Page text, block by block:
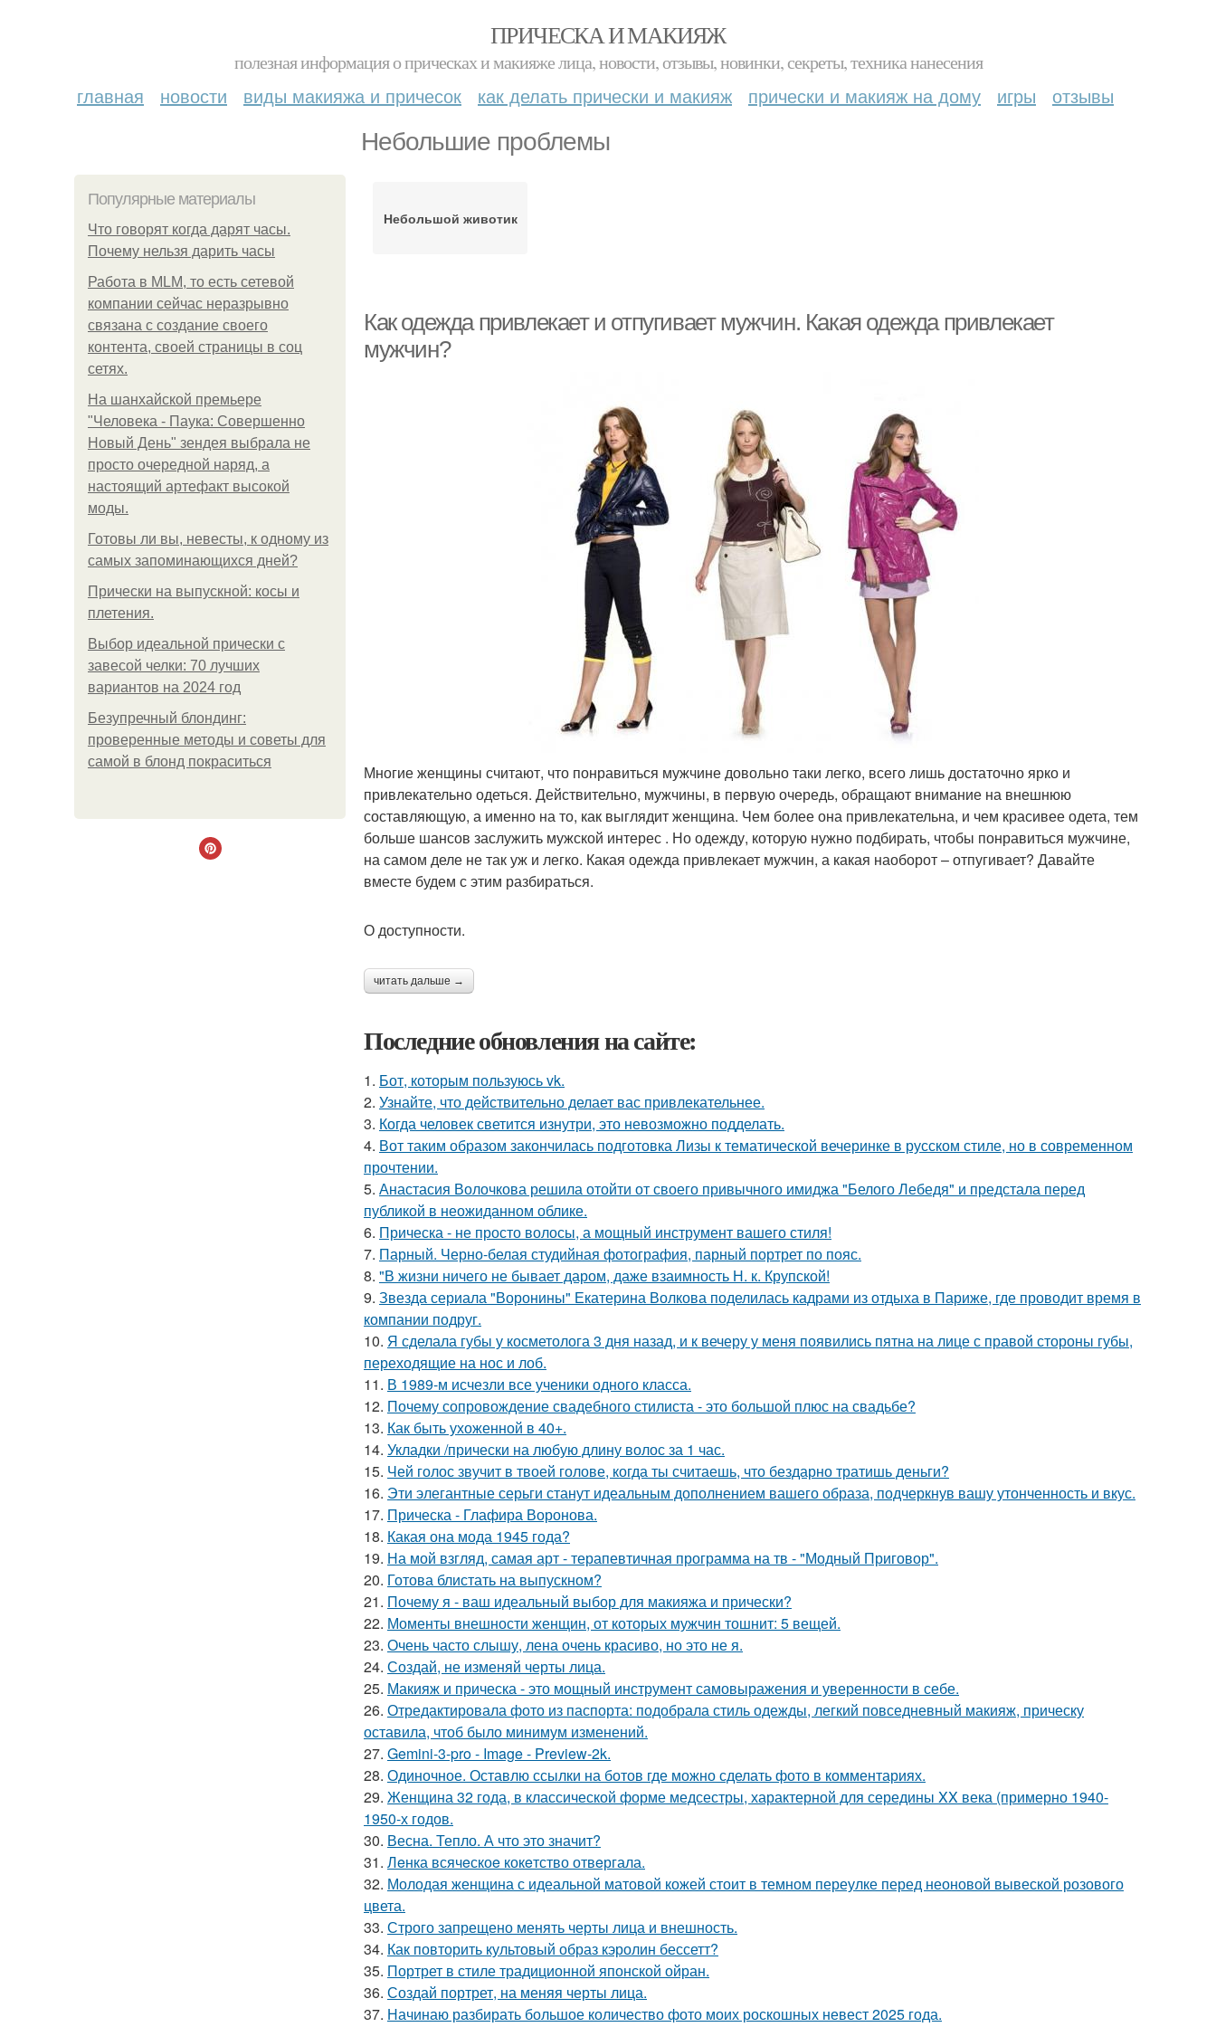
ПРИЧЕСКА И МАКИЯЖ
полезная информация о прическах и макияже лица, новости, отзывы, новинки, секреты, техника нанесения
главная новости виды макияжа и причесок как делать прически и макияж прически и макияж на дому игры отзывы
Небольшие проблемы
Популярные материалы
Что говорят когда дарят часы.
Почему нельзя дарить часы
Работа в MLM, то есть сетевой
компании сейчас неразрывно
связана с создание своего
контента, своей страницы в соц
сетях.
На шанхайской премьере
"Человека - Паука: Совершенно
Новый День" зендея выбрала не
просто очередной наряд, а
настоящий артефакт высокой
моды.
Готовы ли вы, невесты, к одному из
самых запоминающихся дней?
Прически на выпускной: косы и
плетения.
Выбор идеальной прически с
завесой челки: 70 лучших
вариантов на 2024 год
Безупречный блондинг:
проверенные методы и советы для
самой в блонд покраситься
Небольшой животик
Как одежда привлекает и отпугивает мужчин. Какая одежда привлекает
мужчин?
Многие женщины считают, что понравиться мужчине довольно таки легко, всего лишь достаточно ярко и
привлекательно одеться. Действительно, мужчины, в первую очередь, обращают внимание на внешнюю
составляющую, а именно на то, как выглядит женщина. Чем более она привлекательна, и чем красивее одета, тем
больше шансов заслужить мужской интерес . Но одежду, которую нужно подбирать, чтобы понравиться мужчине,
на самом деле не так уж и легко. Какая одежда привлекает мужчин, а какая наоборот – отпугивает? Давайте
вместе будем с этим разбираться.
О доступности.
читать дальше →
Последние обновления на сайте:
1. Бот, которым пользуюсь vk.
2. Узнайте, что действительно делает вас привлекательнее.
3. Когда человек светится изнутри, это невозможно подделать.
4. Вот таким образом закончилась подготовка Лизы к тематической вечеринке в русском стиле, но в современном
прочтении.
5. Анастасия Волочкова решила отойти от своего привычного имиджа "Белого Лебедя" и предстала перед
публикой в неожиданном облике.
6. Прическа - не просто волосы, а мощный инструмент вашего стиля!
7. Парный. Черно-белая студийная фотография, парный портрет по пояс.
8. "В жизни ничего не бывает даром, даже взаимность Н. к. Крупской!
9. Звезда сериала "Воронины" Екатерина Волкова поделилась кадрами из отдыха в Париже, где проводит время в
компании подруг.
10. Я сделала губы у косметолога 3 дня назад, и к вечеру у меня появились пятна на лице с правой стороны губы,
переходящие на нос и лоб.
11. В 1989-м исчезли все ученики одного класса.
12. Почему сопровождение свадебного стилиста - это большой плюс на свадьбе?
13. Как быть ухоженной в 40+.
14. Укладки /прически на любую длину волос за 1 час.
15. Чей голос звучит в твоей голове, когда ты считаешь, что бездарно тратишь деньги?
16. Эти элегантные серьги станут идеальным дополнением вашего образа, подчеркнув вашу утонченность и вкус.
17. Прическа - Глафира Воронова.
18. Какая она мода 1945 года?
19. На мой взгляд, самая арт - терапевтичная программа на тв - "Модный Приговор".
20. Готова блистать на выпускном?
21. Почему я - ваш идеальный выбор для макияжа и прически?
22. Моменты внешности женщин, от которых мужчин тошнит: 5 вещей.
23. Очень часто слышу, лена очень красиво, но это не я.
24. Создай, не изменяй черты лица.
25. Макияж и прическа - это мощный инструмент самовыражения и уверенности в себе.
26. Отредактировала фото из паспорта: подобрала стиль одежды, легкий повседневный макияж, прическу
оставила, чтоб было минимум изменений.
27. Gemini-3-pro - Image - Preview-2k.
28. Одиночное. Оставлю ссылки на ботов где можно сделать фото в комментариях.
29. Женщина 32 года, в классической форме медсестры, характерной для середины XX века (примерно 1940-
1950-х годов.
30. Весна. Тепло. А что это значит?
31. Лeнка всячeскоe кокeтство отвeргала.
32. Молодая женщина с идеальной матовой кожей стоит в темном переулке перед неоновой вывеской розового
цвета.
33. Строго запрещено менять черты лица и внешность.
34. Как повторить культовый образ кэролин бессетт?
35. Портрет в стиле традиционной японской ойран.
36. Создай портрет, на меняя черты лица.
37. Начинаю разбирать большое количество фото моих роскошных невест 2025 года.